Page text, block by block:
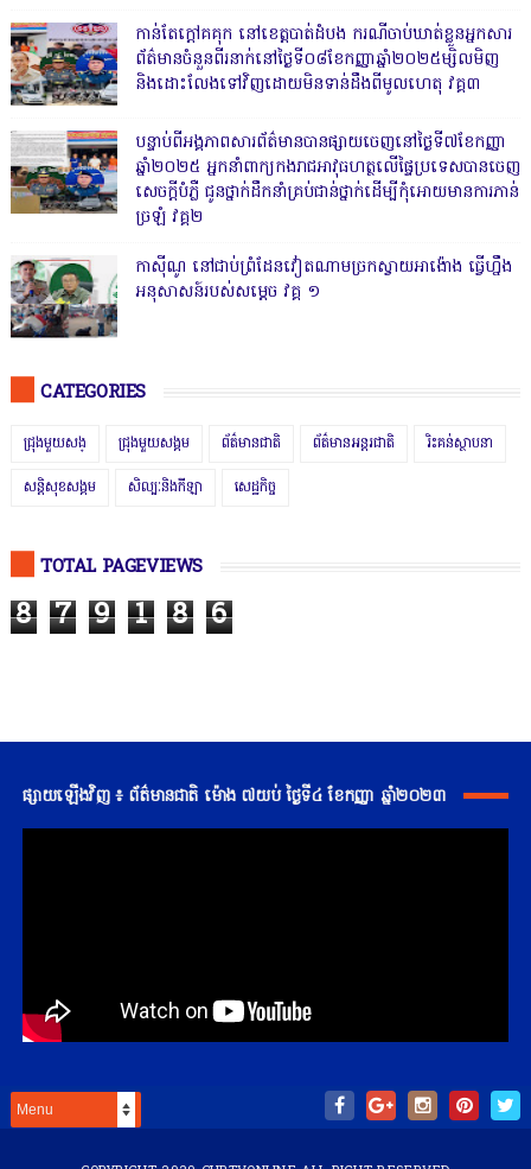
កាន់តែក្តៅគគុក នៅខេត្តបាត់ដំបង ករណីចាប់ឃាត់ខ្លួនអ្នកសារ
ព័ត៌មានចំនួនពីរនាក់នៅថ្ងៃទី០៨ខែកញ្ញាឆ្នាំ២០២៥ម្សិលមិញ
និងដោះលែងទៅវិញដោយមិនទាន់ដឹងពីមូលហេតុ វគ្គ៣
បន្ទាប់ពីអង្គភាពសារព័ត៌មានបានផ្សាយចេញនៅថ្ងៃទី៧ខែកញ្ញា
ឆ្នាំ២០២៥ អ្នកនាំពាក្យកងរាជអាវុធហត្ថលើផ្ទៃប្រទេសបានចេញ
សេចក្តីបំភ្លឺ ជូនថ្នាក់ដឹកនាំគ្រប់ជាន់ថ្នាក់ដើម្បីកុំអោយមានការភាន់
ច្រឡំ វគ្គ២
កាសុីណូ នៅជាប់ព្រំដែនវៀតណាមច្រកស្វាយអាង៉ោង ធ្វើហ្នឹង
អនុសាសន៍របស់សម្ដេច វគ្គ ១
CATEGORIES
ជ្រុងមួយសង្ ជ្រុងមួយសង្គម ព័ត៌មានជាតិ ព័ត៌មានអន្តរជាតិ រិះគន់ស្ថាបនា
សន្តិសុខសង្គម សិល្បៈនិងកីឡា សេដ្ឋកិច្ច
TOTAL PAGEVIEWS
8 7 9 1 8 6
ផ្សាយឡើងវិញ ៖ ព័ត៌មានជាតិ ម៉ោង ៧យប់ ថ្ងៃទី៤ ខែកញ្ញា ឆ្នាំ២០២៣